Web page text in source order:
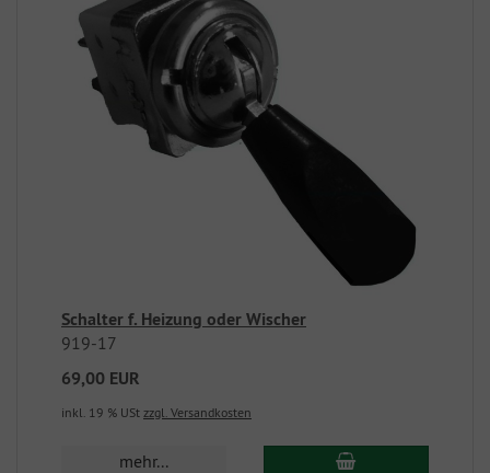
Schalter f. Heizung oder Wischer
919-17
69,00 EUR
inkl. 19 % USt zzgl. Versandkosten
mehr...